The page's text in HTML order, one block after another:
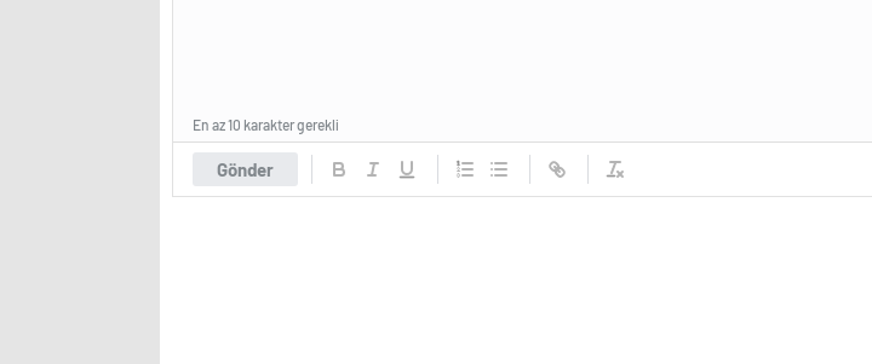
Gönder
En az 10 karakter gerekli